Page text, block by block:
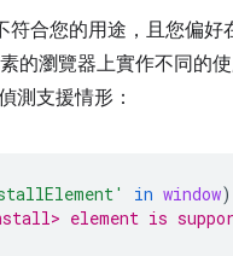
符合您的用途，且您偏好
的瀏覽器上實作不同的
測支援情形：
in window)
element is